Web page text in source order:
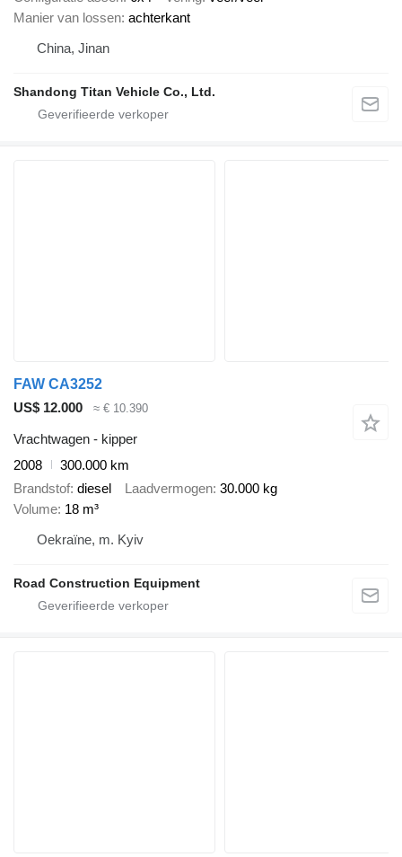
Manier van lossen achterkant
China, Jinan
Shandong Titan Vehicle Co., Ltd.
FAW CA3252
US$ 12.000
≈ € 10.390
Vrachtwagen - kipper
2008
300.000 km
Brandstof diesel Laadvermogen 30.000 kg
Volume 18 m³
Oekraïne, m. Kyiv
Road Construction Equipment